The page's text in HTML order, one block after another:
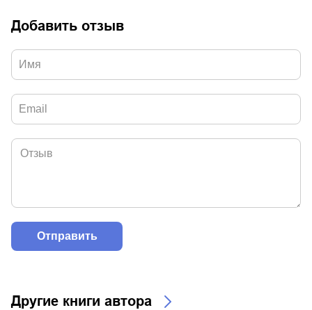
Добавить отзыв
Другие книги автора